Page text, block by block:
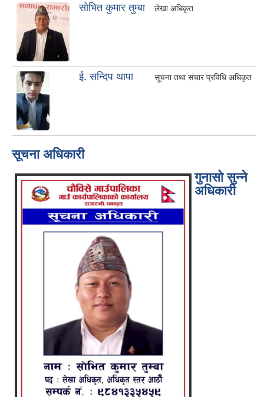
साेभित कुमार तुम्बा लेखा अधिकृत
ई. सन्दिप थापा सूचना तथा संचार प्रविधि अधिकृत
सूचना अधिकारी
गुनासो सुन्ने
अधिकारी